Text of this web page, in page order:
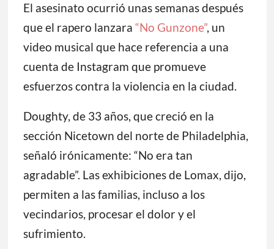
El asesinato ocurrió unas semanas después
que el rapero lanzara “No Gunzone”, un
video musical que hace referencia a una
cuenta de Instagram que promueve
esfuerzos contra la violencia en la ciudad.
Doughty, de 33 años, que creció en la
sección Nicetown del norte de Philadelphia,
señaló irónicamente: “No era tan
agradable”. Las exhibiciones de Lomax, dijo,
permiten a las familias, incluso a los
vecindarios, procesar el dolor y el
sufrimiento.